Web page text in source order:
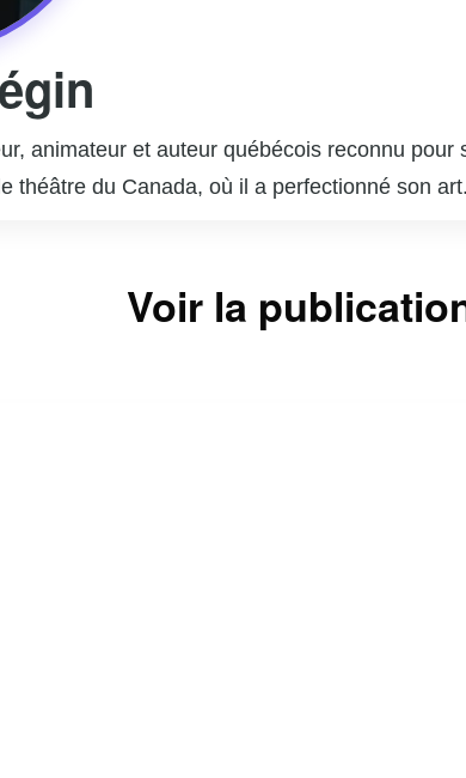
animateur et auteur québécois reconnu
théâtre du Canada, où il a perfectionné son
un auteur accompli, ayant écrit plusieurs
font de lui une figure incontournable du
Voir la